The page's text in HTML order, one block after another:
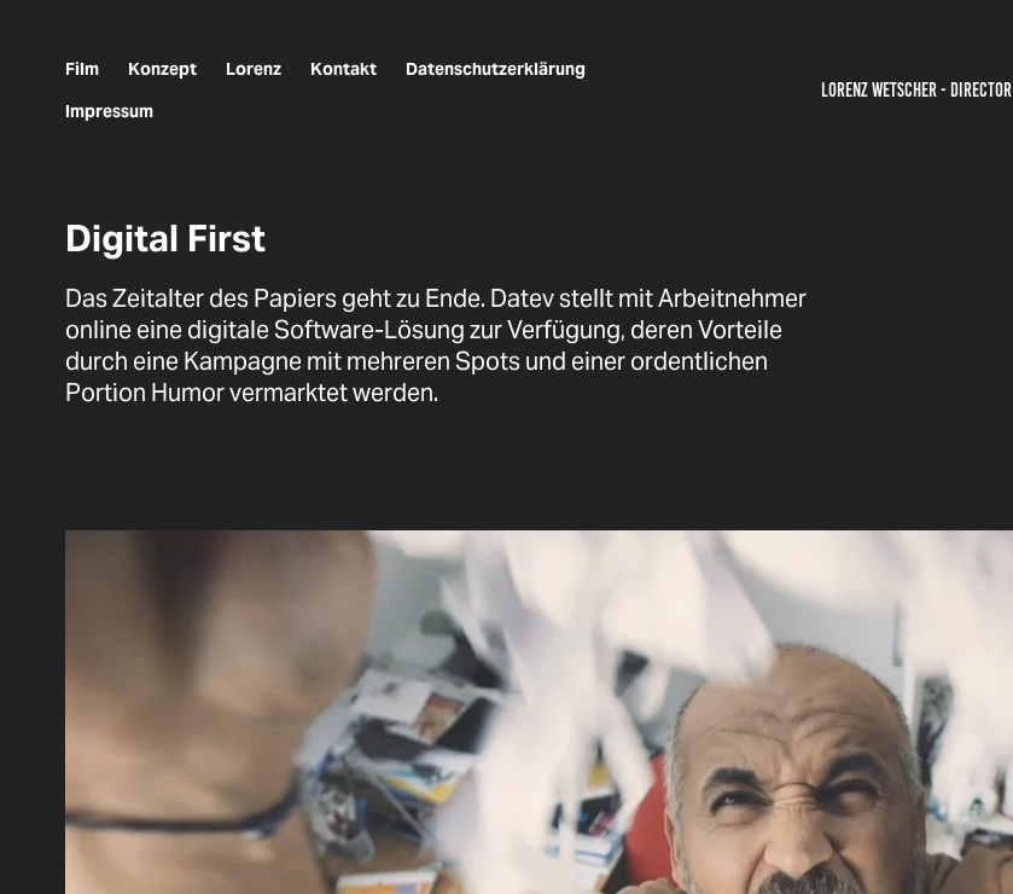
Film Konzept Lorenz Kontakt
Datenschutzerklärung
Impressum
LORENZ WETSCHER - DIRECTOR
Digital First
Das Zeitalter des Papiers geht zu Ende. Datev stellt mit Arbeitnehmer
online eine digitale Software-Lösung zur Verfügung, deren Vorteile
durch eine Kampagne mit mehreren Spots und einer ordentlichen
Portion Humor vermarktet werden.